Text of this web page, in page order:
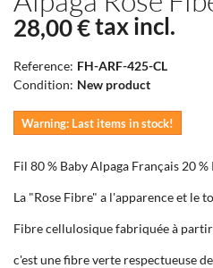
28,00 €tax incl.
Reference: FH-ARF-425-CL
Condition: New product
Warning: Last items in stock!
Fil 80 % Baby Alpaga Français 20 %
La "Rose Fibre" a l'apparence et le
Fibre cellulosique fabriquée à
c'est une fibre verte respectueuse